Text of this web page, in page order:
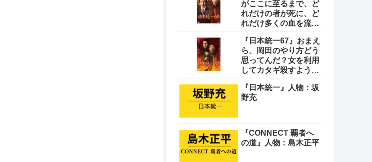
がここに至るまで、ど
れだけの者が死に、ど
れだけ多くの血を流し
や！
『日本統一67』おまえ
ら、岡田のやり方どう
思ってんだ？女を利用
してカタギ殺すような
『日本統一』人物：坂
野充
『CONNECT 覇者へ
の道』人物：島木正平